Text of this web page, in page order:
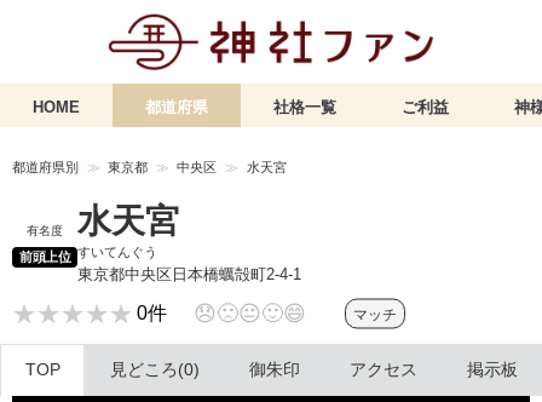
HOME 都道府県 社格一覧 ご利益 神
都道府県別 東京都 中央区 水天宮
有名度
前頭上位
水天宮
すいてんぐう
東京都中央区日本橋蠣殻町2-4-1
★★★★★
★★★★★ 0件 😞🙁😐🙂😄 マッチ
TOP 見どころ(0) 御朱印 アクセス 掲示板